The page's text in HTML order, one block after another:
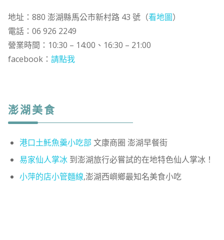
地址：880 澎湖縣馬公市新村路 43 號（看地圖）
電話：06 926 2249
營業時間：10:30 – 14:00、16:30 – 21:00
facebook： 請點我
澎湖美食
港口土魠魚羹小吃部 文康商圈 澎湖早餐街
易家仙人掌冰到澎湖旅行必嘗試的在地特色仙人掌冰！
小萍的店小管麵線,澎湖西嶼鄉最知名美食小吃